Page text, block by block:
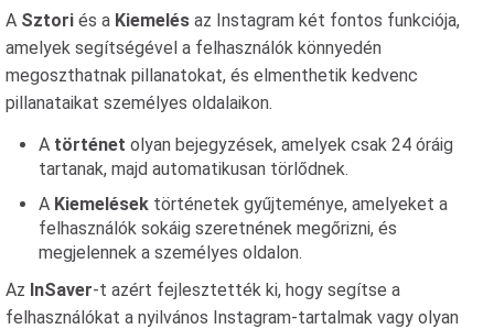
A Sztori és a Kiemelés az Instagram két fontos funkciója,
amelyek segítségével a felhasználók könnyedén
megoszthatnak pillanatokat, és elmenthetik kedvenc
pillanataikat személyes oldalaikon.
A történet olyan bejegyzések, amelyek csak 24 óráig
tartanak, majd automatikusan törlődnek.
A Kiemelések történetek gyűjteménye, amelyeket a
felhasználók sokáig szeretnének megőrizni, és
megjelennek a személyes oldalon.
Az InSaver-t azért fejlesztették ki, hogy segítse a
felhasználókat a nyilvános Instagram-tartalmak vagy olyan